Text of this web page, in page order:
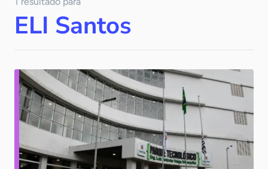
Notícias
ELI Santos